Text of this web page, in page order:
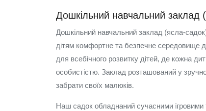
Дошкільний навчальний
Дошкільний навчальний заклад (ясла-
дітям комфортне та безпечне середовище
для всебічного розвитку дітей, де кожна
особистістю. Заклад розташований у
забрати своїх малюків.
Наш садок обладнаний сучасними ігровими